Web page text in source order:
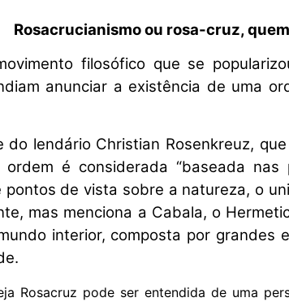
Rosacrucianismo ou rosa-cruz,
filosófico que se
anunciar a existência de uma
do lendário Christian Rosenkreuz,
é considerada “baseada
de vista sobre a natureza, o
mas menciona a Cabala, o
interior, composta por
Rosacruz pode ser entendida de uma